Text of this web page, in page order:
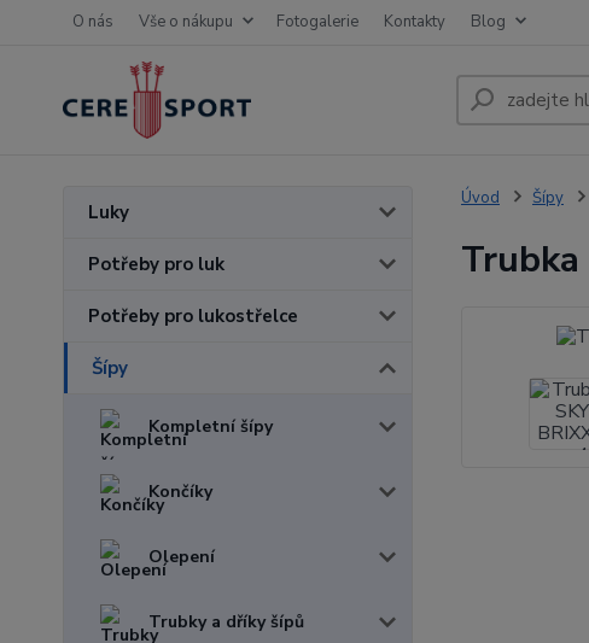
O nás Vše o nákupu Fotogalerie Kontakty Blog
Luky
Potřeby pro luk
Potřeby pro lukostřelce
Šípy
Kompletní šípy
Končíky
Olepení
Trubky a dříky šípů
Úvod Šípy
Trubka